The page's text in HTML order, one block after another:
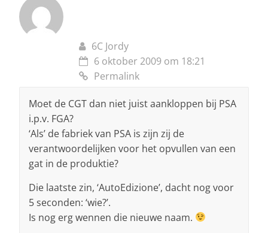
6C Jordy
6 oktober 2009 om 18:21
Permalink
Moet de CGT dan niet juist aankloppen bij PSA
i.p.v. FGA?
‘Als’ de fabriek van PSA is zijn zij de
verantwoordelijken voor het opvullen van een
gat in de produktie?
Die laatste zin, ‘AutoEdizione’, dacht nog voor
5 seconden: ‘wie?’.
Is nog erg wennen die nieuwe naam.